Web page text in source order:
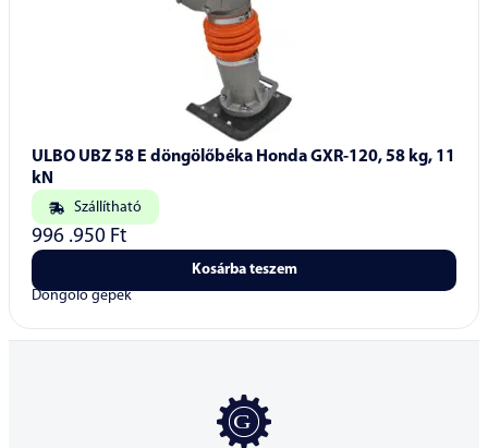
ULBO UBZ 58 E döngölőbéka Honda GXR-120, 58 kg, 11
kN
Szállítható
996 .950 Ft
Kosárba teszem
Döngölő gépek